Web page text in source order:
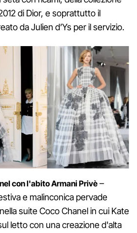
di Dior, e soprattutto il
da Julien d’Ys per il servizio.
con l'abito Armani Privè –
e malinconica pervade
suite Coco Chanel in cui Kate
letto con una creazione d'alta